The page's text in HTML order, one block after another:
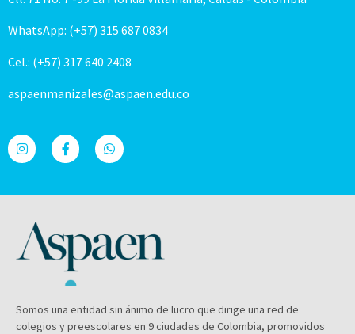
WhatsApp: (+57) 315 687 0834
Cel.: (+57) 317 640 2408
aspaenmanizales@aspaen.edu.co
Somos una entidad sin ánimo de lucro que dirige una red de
colegios y preescolares en 9 ciudades de Colombia, promovidos